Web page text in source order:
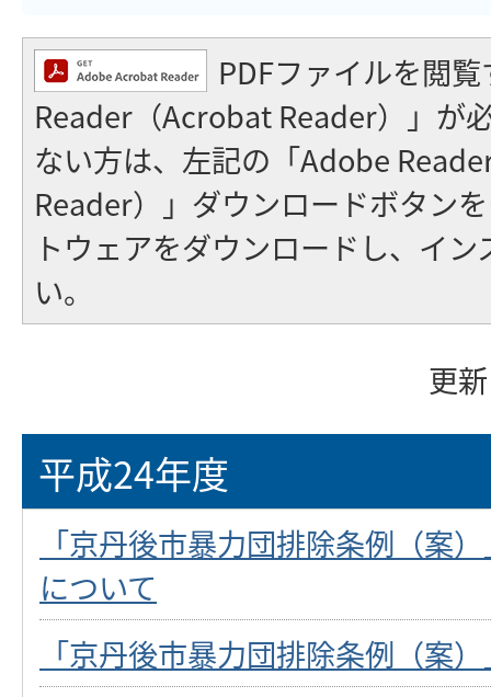
PDFファイルを閲
Reader（Acrobat Reader）」が
ない方は、左記の「Adobe
Reader）」ダウンロードボタン
トウェアをダウンロードし、イ
い。
更
平成24年度
「京丹後市暴力団排除条例（案
について
「京丹後市暴力団排除条例（案